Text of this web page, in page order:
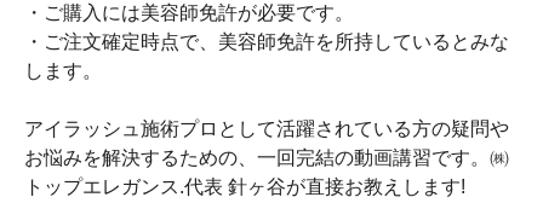
・ご購入には美容師免許が必要です。
・ご注文確定時点で、美容師免許を所持しているとみな
します。
アイラッシュ施術プロとして活躍されている方の疑問や
お悩みを解決するための、一回完結の動画講習です。㈱
トップエレガンス.代表 針ヶ谷が直接お教えします!